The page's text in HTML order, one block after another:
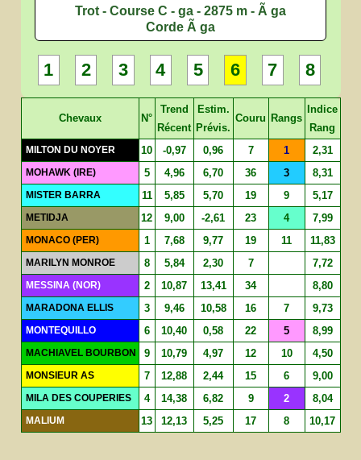
Trot - Course C - ga - 2875 m - Ã ga
Corde Ã ga
1 2 3 4 5 6 7 8
Chevaux N°
Trend
Récent
Estim.
Prévis.
Couru Rangs
Indice
Rang
MILTON DU NOYER 10 -0,97 0,96 7 1 2,31
MOHAWK (IRE) 5 4,96 6,70 36 3 8,31
MISTER BARRA 11 5,85 5,70 19 9 5,17
METIDJA 12 9,00 -2,61 23 4 7,99
MONACO (PER) 1 7,68 9,77 19 11 11,83
MARILYN MONROE 8 5,84 2,30 7 7,72
MESSINA (NOR) 2 10,87 13,41 34 8,80
MARADONA ELLIS 3 9,46 10,58 16 7 9,73
MONTEQUILLO 6 10,40 0,58 22 5 8,99
MACHIAVEL BOURBON 9 10,79 4,97 12 10 4,50
MONSIEUR AS 7 12,88 2,44 15 6 9,00
MILA DES COUPERIES 4 14,38 6,82 9 2 8,04
MALIUM 13 12,13 5,25 17 8 10,17